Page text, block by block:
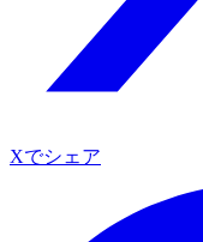
Xでシェア